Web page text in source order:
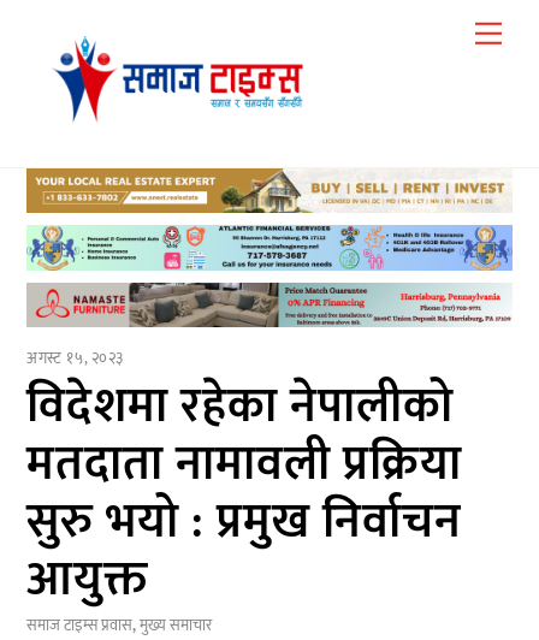
content
अगस्ट १५, २०२३
विदेशमा रहेका नेपालीको
मतदाता नामावली प्रक्रिया
सुरु भयो : प्रमुख निर्वाचन
आयुक्त
समाज टाइम्सप्रवास,मुख्य समाचार